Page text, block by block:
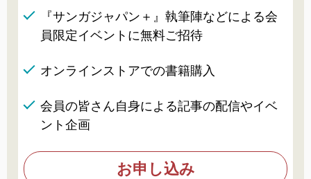
『サンガジャパン＋』執筆陣などによる会
員限定イベントに無料ご招待
オンラインストアでの書籍購入
会員の皆さん自身による記事の配信やイベ
ント企画
お申し込み